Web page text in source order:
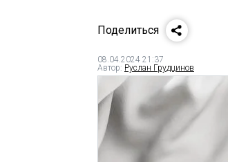
Поделиться
08.04.2024 21:37
Автор: Руслан Грудцинов